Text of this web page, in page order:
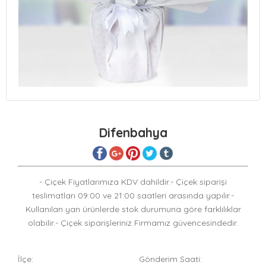
Difenbahya
- Çiçek Fiyatlarımıza KDV dahildir.- Çiçek siparişi
teslimatları 09:00 ve 21:00 saatleri arasında yapılır.-
Kullanılan yan ürünlerde stok durumuna göre farklılıklar
olabilir.- Çiçek siparişleriniz Firmamız güvencesindedir.
İlçe: Gönderim Saati: